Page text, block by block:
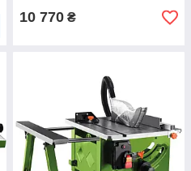
10 770 ₴